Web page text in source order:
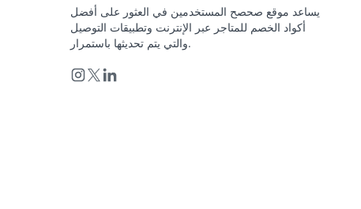
يساعد موقع صحصح المستخدمين في العثور على أفضل
أكواد الخصم للمتاجر عبر الإنترنت وتطبيقات التوصيل
والتي يتم تحديثها باستمرار.